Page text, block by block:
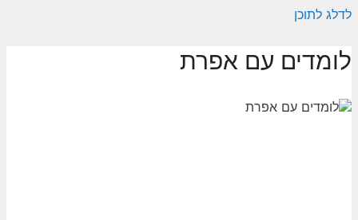
לדלג לתוכן
לומדים עם אפרת